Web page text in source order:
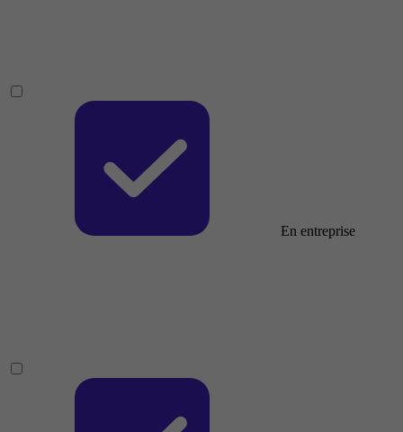
En entreprise